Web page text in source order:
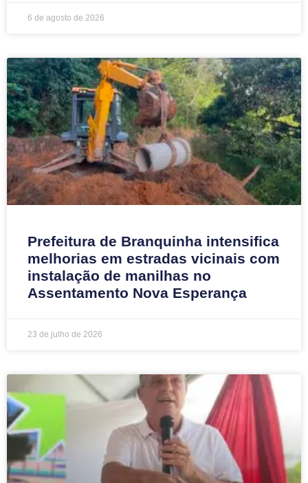
6 de agosto de 2026
Prefeitura de Branquinha intensifica
melhorias em estradas vicinais com
instalação de manilhas no
Assentamento Nova Esperança
23 de julho de 2026